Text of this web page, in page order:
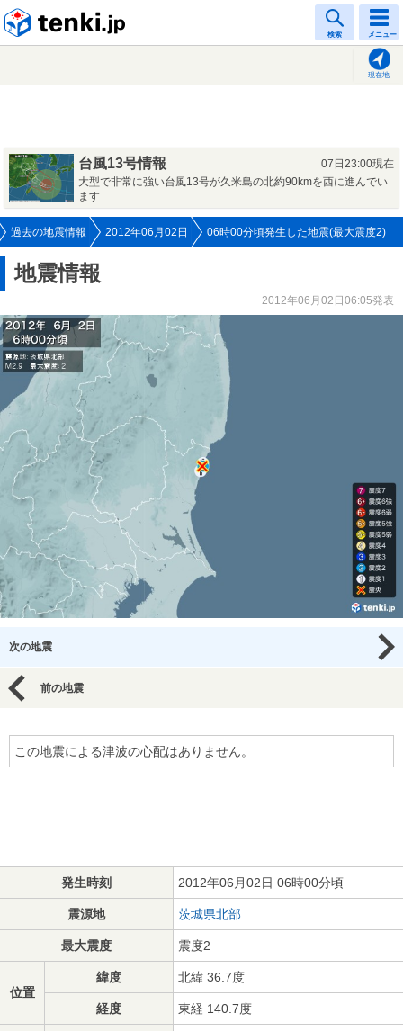
検索 メニュー
現在地
台風13号情報
07日23:00現在
大型で非常に強い台風13号が久米島の北約90kmを西に進んでい
ます
過去の地震情報 2012年06月02日 06時00分頃発生した地震(最大震度2)
地震情報
2012年06月02日06:05発表
次の地震
前の地震
この地震による津波の心配はありません。
発生時刻 2012年06月02日 06時00分頃
震源地 茨城県北部
最大震度 震度2
位置
緯度 北緯 36.7度
経度 東経 140.7度